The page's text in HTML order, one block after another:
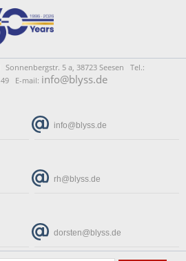
Sonnenbergstr. 5 a, 38723 Seesen Tel.:
49 E-mail: info@blyss.de
info@blyss.de
rh@blyss.de
dorsten@blyss.de